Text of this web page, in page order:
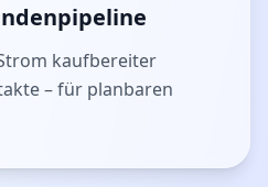
kaufbereiter
– für planbaren